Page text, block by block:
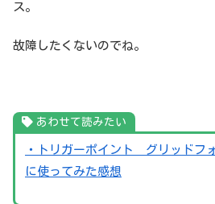
ス。
故障したくないのでね。
あわせて読みたい
・トリガーポイント グリッドフ
に使ってみた感想